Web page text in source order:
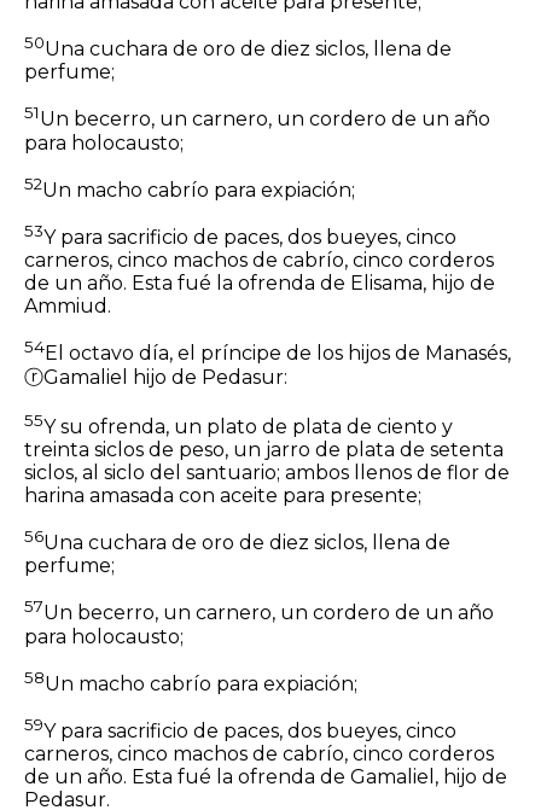
50Una cuchara de oro de diez siclos, llena de
perfume;
51Un becerro, un carnero, un cordero de un año
para holocausto;
52Un macho cabrío para expiación;
53Y para sacrificio de paces, dos bueyes, cinco
carneros, cinco machos de cabrío, cinco corderos
de un año. Esta fué la ofrenda de Elisama, hijo de
Ammiud.
54El octavo día, el príncipe de los hijos de Manasés,
ⓡGamaliel hijo de Pedasur:
55Y su ofrenda, un plato de plata de ciento y
treinta siclos de peso, un jarro de plata de setenta
siclos, al siclo del santuario; ambos llenos de flor de
harina amasada con aceite para presente;
56Una cuchara de oro de diez siclos, llena de
perfume;
57Un becerro, un carnero, un cordero de un año
para holocausto;
58Un macho cabrío para expiación;
59Y para sacrificio de paces, dos bueyes, cinco
carneros, cinco machos de cabrío, cinco corderos
de un año. Esta fué la ofrenda de Gamaliel, hijo de
Pedasur.